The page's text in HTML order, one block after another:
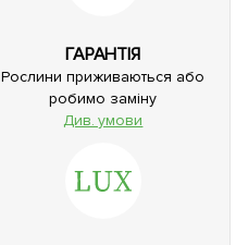
ГАРАНТІЯ
Рослини приживаються або
робимо заміну
Див. умови